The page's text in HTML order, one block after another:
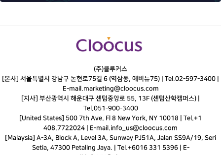
(주)클루커스
[본사] 서울특별시 강남구 논현로75길 6 (역삼동, 에비뉴75) | Tel.02-597-3400
E-mail.marketing@cloocus.com
[지사] 부산광역시 해운대구 센텀중앙로 55, 13F (센텀산학캠퍼스) |
Tel.051-900-3400
[United States] 500 7th Ave. Fl 8 New York, NY 10018 | Tel.+1
408.7722024 | E-mail.info_us@cloocus.com
[Malaysia] A-3A, Block A, Level 3A, Sunway PJ51A, Jalan SS9A/19, Seri
Setia, 47300 Petaling Jaya. | Tel.+6016 331 5396 | E-